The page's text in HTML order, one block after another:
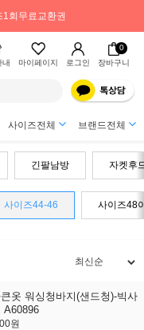
1회무료교환권
내 마이페이지 로그인
0
장바구니
사이즈전체 브랜드전체
긴팔남방 자켓후
사이즈44-46 사이즈48
옷 워싱청바지(샌드청)-빅사
A60896
원